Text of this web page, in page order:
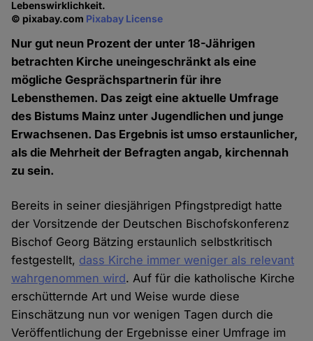
Lebenswirklichkeit.
© pixabay.com Pixabay License
Nur gut neun Prozent der unter 18-Jährigen
betrachten Kirche uneingeschränkt als eine
mögliche Gesprächspartnerin für ihre
Lebensthemen. Das zeigt eine aktuelle Umfrage
des Bistums Mainz unter Jugendlichen und junge
Erwachsenen. Das Ergebnis ist umso erstaunlicher,
als die Mehrheit der Befragten angab, kirchennah
zu sein.
Bereits in seiner diesjährigen Pfingstpredigt hatte
der Vorsitzende der Deutschen Bischofskonferenz
Bischof Georg Bätzing erstaunlich selbstkritisch
festgestellt, dass Kirche immer weniger als relevant
wahrgenommen wird. Auf für die katholische Kirche
erschütternde Art und Weise wurde diese
Einschätzung nun vor wenigen Tagen durch die
Veröffentlichung der Ergebnisse einer Umfrage im